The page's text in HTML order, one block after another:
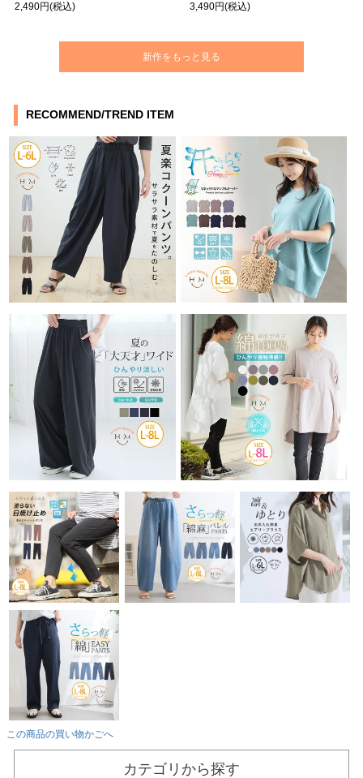
2,490円(税込)
3,490円(税込)
新作をもっと見る
RECOMMEND/TREND ITEM
この商品の買い物かごへ
カテゴリから探す